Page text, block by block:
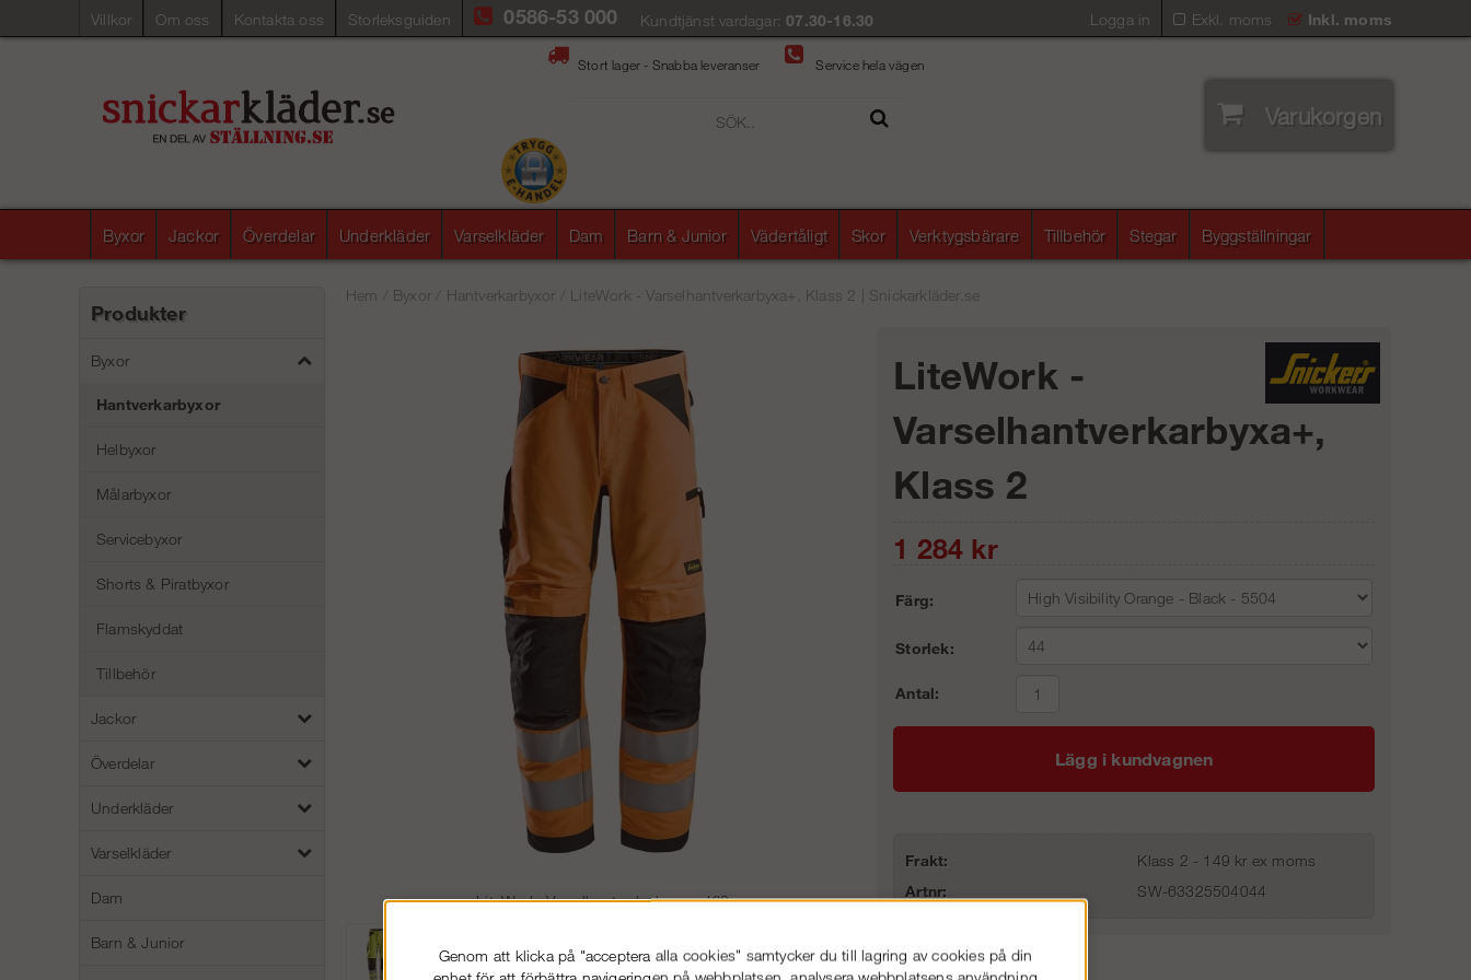
Villkor Om oss Kontakta oss Storleksguiden Exkl. moms Inkl. moms
0586-53 000 Kundtjänst vardagar:07.30-16.30 Logga in
Stort lager - Snabba leveranser Service hela vägen
Varukorgen
Byxor Jackor Överdelar Underkläder Varselkläder Dam Barn & Junior Vädertåligt Skor Verktygsbärare Tillbehör Stegar Byggställningar
Produkter
Byxor
Hantverkarbyxor
Helbyxor
Målarbyxor
Servicebyxor
Shorts & Piratbyxor
Flamskyddat
Tillbehör
Jackor
Överdelar
Underkläder
Varselkläder
Dam
Barn & Junior
Hem Byxor Hantverkarbyxor LiteWork - Varselhantverkarbyxa+, Klass 2 | Snickarkläder.se
LiteWork, Varselhantverkarbyxor+ Kl2
LiteWork -
Varselhantverkarbyxa+,
Klass 2
1 284 kr
Färg:
Storlek:
Antal:
Lägg i kundvagnen
Frakt:
Klass 2 - 149 kr ex moms
Artnr:
SW-63325504044
Genom att klicka på "acceptera alla cookies" samtycker du till lagring av cookies på din